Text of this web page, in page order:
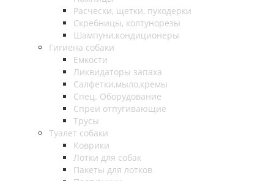
Расчески, щетки, пуходерки
Скребницы, колтунорезы
Шампуни,кондиционеры
Гигиена собаки
Емкости
Ликвидаторы запаха
Салфетки,мыло,кремы
Спец. Оборудование
Спреи отпугивающие
Трусы
Туалет собаки
Коврики
Лотки для собак
Пакеты для лотков